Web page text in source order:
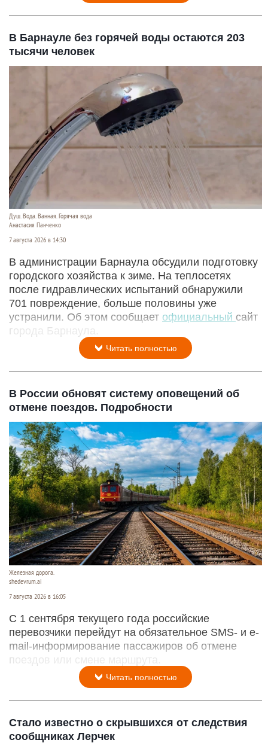
В Барнауле без горячей воды остаются 203
тысячи человек
Душ. Вода. Ванная. Горячая вода
Анастасия Панченко
7 августа 2026 в 14:30
В администрации Барнаула обсудили подготовку
городского хозяйства к зиме. На теплосетях
после гидравлических испытаний обнаружили
701 повреждение, больше половины уже
устранили. Об этом сообщает официальный сайт
города Барнаула.
Читать полностью
В России обновят систему оповещений об
отмене поездов. Подробности
Железная дорога.
shedevrum.ai
7 августа 2026 в 16:05
С 1 сентября текущего года российские
перевозчики перейдут на обязательное SMS- и e-
mail-информирование пассажиров об отмене
поездов или смене маршрута.
Читать полностью
Стало известно о скрывшихся от следствия
сообщниках Лерчек